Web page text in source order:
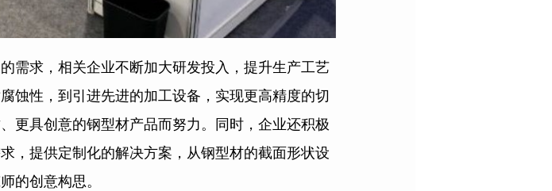
需求，相关企业不断加大研发投入，提升生产工艺
蚀性，到引进先进的加工设备，实现更高精度的切
更具创意的钢型材产品而努力。同时，企业还积极
，提供定制化的解决方案，从钢型材的截面形状设
的创意构思。